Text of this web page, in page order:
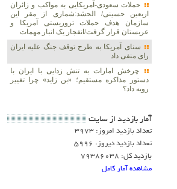
حملات سعودی-آمریکایی به مواکب و زائران
اربعین حسینی/ الحشد:شماری از مقر این
سازمان هدف حملات تروریستی آمریکا و
عربستان قرار گرفت/انفجار یک انبار مهمات
سنای آمریکا به طرح توقف جنگ علیه ایران
رای منفی داد
چرخش امارات به تنش زدایی با ایران با
دستور مذاکره مستقیم؛ «بن زاید» چرا تغییر
رویه داد؟
آمار بازديد از سايت
تعداد بازدید امروز: 3973
تعداد بازدید دیروز: 5996
بازدید کل: 79386038
مشاهده آمار کامل